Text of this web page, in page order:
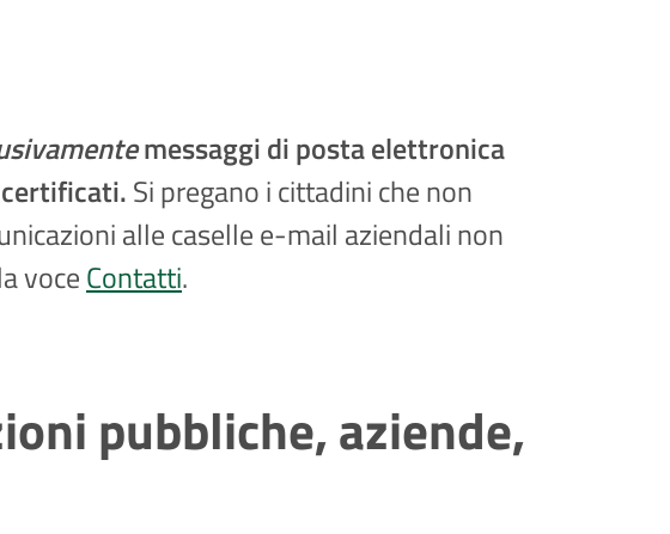
messaggi di posta elettronica
Si pregano i cittadini che non
alle caselle e-mail aziendali non
voceContatti.
pubbliche, aziende,